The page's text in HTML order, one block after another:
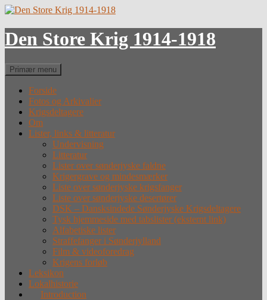
Hop
indhold
Den Store Krig 1914-1918
Søg
Primær menu
Forside
Fotos og Arkivalier
Krigsdeltagere
Om
Lister, links & litteratur
Undervisning
Litteratur
Lister over sønderjyske faldne
Krigergrave og mindesmærker
Liste over sønderjyske krigsfanger
Liste over sønderjyske desertører
DSK – Dansksindede Sønderjyske Krigsdeltagere
Tysk hjemmeside med tabslister (eksternt link)
Alfabetiske lister
Straffefanger i Sønderjylland
Film & videoforedrag
Krigens forløb
Leksikon
Lokalhistorie
Introduction